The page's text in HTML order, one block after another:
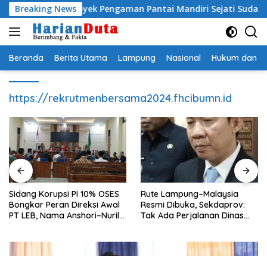
Langsung
ke
konten
Breaking News
Proyek Pengaman Pantai Mandiri Sejati Sudah Sesuai
Beranda Berita Utama Lampung Nasional Hukum dan
https://rekrutmenbersama2024.fhcibumn.id
Sidang Korupsi PI 10% OSES
Bongkar Peran Direksi Awal
PT LEB, Nama Anshori–Nuril
Rute Lampung–Malaysia
Resmi Dibuka, Sekdaprov:
Tak Ada Perjalanan Dinas